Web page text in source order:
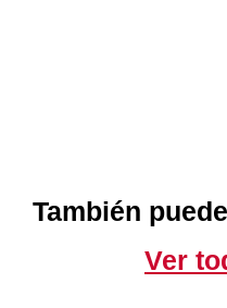
También
Ver